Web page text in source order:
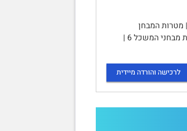
סיכום קורס מבחנים פסיכולוגיים | תוכן עניינים | הגדרות של מבחנים פסיכולוגיים 3 | מטרות המבחן
הפסיכולוגי 3 | סוגים של מבחנים 4 | מאפיינים של מבחנים פסיכולוגיים 4 | ציוני דרך בתולדות מבחני המשכל 6 |
לרכישה והורדה מיידית